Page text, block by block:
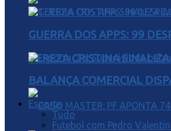
TEREZA CRISTINA
GUERRA DOS APPS: 99
BALANÇA COMERCIAL
Esporte
Tudo
Futebol com Pedro